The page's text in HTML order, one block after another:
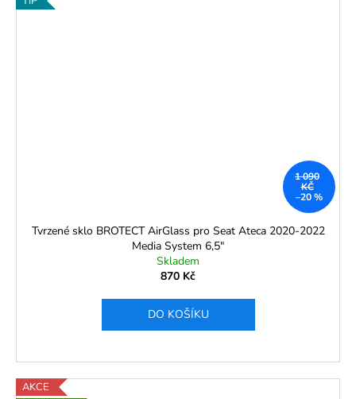
1 090
KČ
–20 %
Tvrzené sklo BROTECT AirGlass pro Seat Ateca 2020-2022
Media System 6,5"
Skladem
870 Kč
DO KOŠÍKU
AKCE